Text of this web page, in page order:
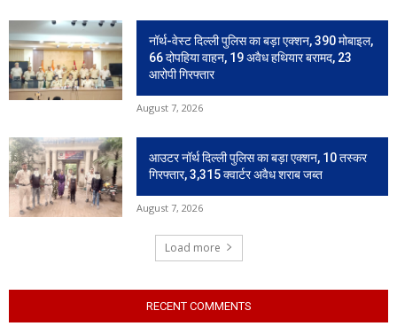
नॉर्थ-वेस्ट दिल्ली पुलिस का बड़ा एक्शन, 390 मोबाइल,
66 दोपहिया वाहन, 19 अवैध हथियार बरामद, 23
आरोपी गिरफ्तार
August 7, 2026
आउटर नॉर्थ दिल्ली पुलिस का बड़ा एक्शन, 10 तस्कर
गिरफ्तार, 3,315 क्वार्टर अवैध शराब जब्त
August 7, 2026
Load more
RECENT COMMENTS